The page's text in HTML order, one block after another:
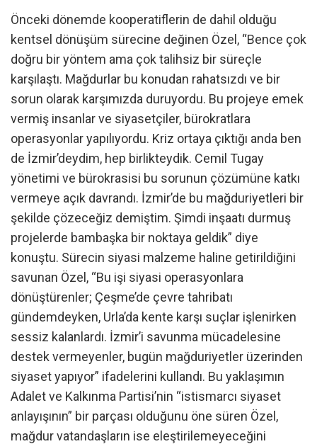
Önceki dönemde kooperatiflerin de dahil olduğu
kentsel dönüşüm sürecine değinen Özel, “Bence çok
doğru bir yöntem ama çok talihsiz bir süreçle
karşılaştı. Mağdurlar bu konudan rahatsızdı ve bir
sorun olarak karşımızda duruyordu. Bu projeye emek
vermiş insanlar ve siyasetçiler, bürokratlara
operasyonlar yapılıyordu. Kriz ortaya çıktığı anda ben
de İzmir’deydim, hep birlikteydik. Cemil Tugay
yönetimi ve bürokrasisi bu sorunun çözümüne katkı
vermeye açık davrandı. İzmir’de bu mağduriyetleri bir
şekilde çözeceğiz demiştim. Şimdi inşaatı durmuş
projelerde bambaşka bir noktaya geldik” diye
konuştu. Sürecin siyasi malzeme haline getirildiğini
savunan Özel, “Bu işi siyasi operasyonlara
dönüştürenler; Çeşme’de çevre tahribatı
gündemdeyken, Urla’da kente karşı suçlar işlenirken
sessiz kalanlardı. İzmir’i savunma mücadelesine
destek vermeyenler, bugün mağduriyetler üzerinden
siyaset yapıyor” ifadelerini kullandı. Bu yaklaşımın
Adalet ve Kalkınma Partisi’nin “istismarcı siyaset
anlayışının” bir parçası olduğunu öne süren Özel,
mağdur vatandaşların ise eleştirilemeyeceğini